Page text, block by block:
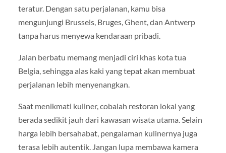
teratur. Dengan satu perjalanan, kamu bisa
mengunjungi Brussels, Bruges, Ghent, dan Antwerp
tanpa harus menyewa kendaraan pribadi.
Jalan berbatu memang menjadi ciri khas kota tua
Belgia, sehingga alas kaki yang tepat akan membuat
perjalanan lebih menyenangkan.
Saat menikmati kuliner, cobalah restoran lokal yang
berada sedikit jauh dari kawasan wisata utama. Selain
harga lebih bersahabat, pengalaman kulinernya juga
terasa lebih autentik. Jangan lupa membawa kamera